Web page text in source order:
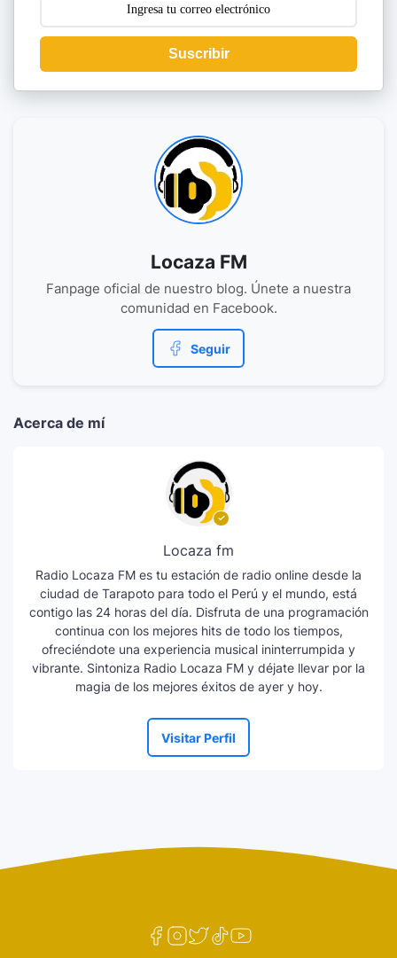
Suscribir
Locaza FM
Fanpage oficial de nuestro blog. Únete a nuestra
comunidad en Facebook.
Seguir
Acerca de mí
Locaza fm
Radio Locaza FM es tu estación de radio online desde la
ciudad de Tarapoto para todo el Perú y el mundo, está
contigo las 24 horas del día. Disfruta de una programación
continua con los mejores hits de todo los tiempos,
ofreciéndote una experiencia musical ininterrumpida y
vibrante. Sintoniza Radio Locaza FM y déjate llevar por la
magia de los mejores éxitos de ayer y hoy.
Visitar Perfil